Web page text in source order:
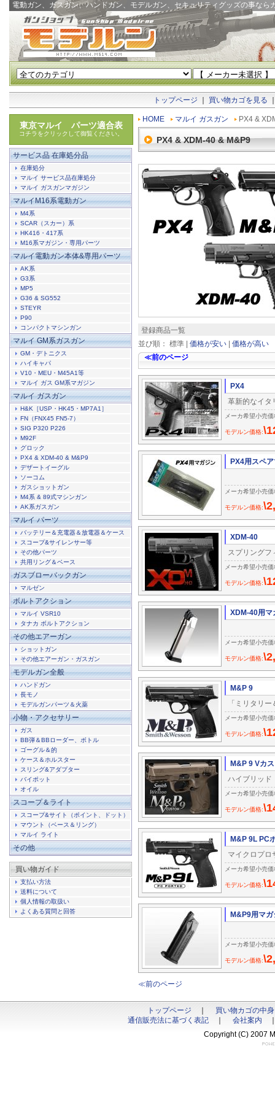
電動ガン、ガスガン、ハンドガン、モデルガン、セキュリティグッズの事なら
トップページ 買い物カゴを見る
HOME マルイ ガスガン PX4 &
PX4 & XDM-40 & M&P9
登録商品一覧
並び順： 標準 | 価格が安い
価格が高い
≪前のページ
PX4
革新的なイ
メーカ希望小売
モデルン価格:
PX4用スペ
メーカ希望小売
モデルン価格:
XDM-40
スプリング
メーカ希望小売
モデルン価格:
XDM-40用マ
メーカ希望小売
モデルン価格:
M&P 9
「ミリタリ
メーカ希望小売
モデルン価格:
M&P 9 Vカ
ハイブリッド
メーカ希望小売
モデルン価格:
M&P 9L PC
マイクロプ
メーカ希望小売
モデルン価格:
M&P9用マガ
メーカ希望小売
モデルン価格:
≪前のページ
東京マルイ パーツ適合表
コチラをクリックして御覧ください。
サービス品 在庫処分品
在庫処分
マルイ サービス品在庫処分
マルイ ガスガンマガジン
マルイM16系電動ガン
M4系
SCAR（スカー）系
HK416・417系
M16系マガジン・専用パーツ
マルイ電動ガン本体&専用パーツ
AK系
G3系
MP5
G36 & SG552
STEYR
P90
コンパクトマシンガン
マルイ GM系ガスガン
GM・デトニクス
ハイキャパ
V10・MEU・M45A1等
マルイ ガス GM系マガジン
マルイ ガスガン
H&K［USP・HK45・MP7A1］
FN（FNX45 FN5-7）
SIG P320 P226
M92F
グロック
PX4 & XDM-40 & M&P9
デザートイーグル
ソーコム
ガスショットガン
M4系 & 89式マシンガン
AK系ガスガン
マルイ パーツ
バッテリー＆充電器＆放電器＆ケース
スコープ&サイレンサー等
その他パーツ
共用リング＆ベース
ガスブローバックガン
マルゼン
ボルトアクション
マルイ VSR10
タナカ ボルトアクション
その他エアーガン
ショットガン
その他エアーガン・ガスガン
モデルガン全般
ハンドガン
長モノ
モデルガンパーツ＆火薬
小物・アクセサリー
ガス
BB弾＆BBローダー、ボトル
ゴーグル＆的
ケース＆ホルスター
スリング&アダプター
バイポット
オイル
スコープ＆ライト
スコープ&サイト（ポイント、ドット）
マウント（ベース＆リング）
マルイ ライト
その他
買い物ガイド
支払い方法
送料について
個人情報の取扱い
よくある質問と回答
トップページ
買い物カゴの中
通信販売法に基づく表記
会社案内
Copyright (C) 2007